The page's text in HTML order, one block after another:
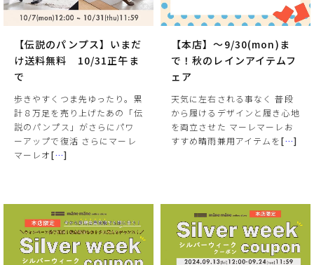
【伝説のパンプス】いまだ
け送料無料 10/31正午ま
で
歩きやすくつま先ゆったり。累
計８万足を売り上げたあの「伝
説のパンプス」がさらにパワ
ーアップで復活 さらにマーレ
マーレオ[…]
【本店】～9/30(mon)ま
で！秋のレインアイテムフ
ェア
天気に左右される事なく 普段
から履けるデザインと履き心地
を両立させた マーレマーレお
すすめ晴雨兼用アイテムを[…]